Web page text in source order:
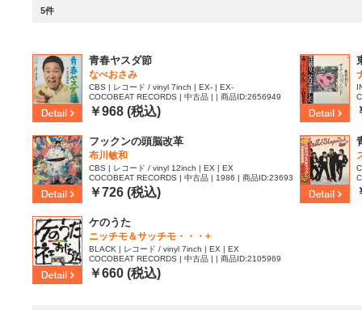
5件
青春ヤスダ節
なべおさみ
CBS | レコード / vinyl 7inch | EX- | EX-
COCOBEAT RECORDS | 中古品 | | 商品ID:2656949
￥968 (税込)
フックンの頭脳改革
布川敏和
CBS | レコード / vinyl 12inch | EX | EX
COCOBEAT RECORDS | 中古品 | 1986 | 商品ID:23693
71
￥726 (税込)
ケのうた
ニッチモ＆サッチモ・・・+
BLACK | レコード / vinyl 7inch | EX | EX
COCOBEAT RECORDS | 中古品 | | 商品ID:2105969
￥660 (税込)